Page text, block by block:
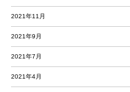
2021年11月
2021年9月
2021年7月
2021年4月